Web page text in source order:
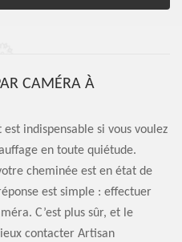
CAMÉRA À
indispensable si vous voulez
en toute quiétude.
cheminée est en état de
est simple : effectuer
C’est plus sûr, et le
contacter Artisan